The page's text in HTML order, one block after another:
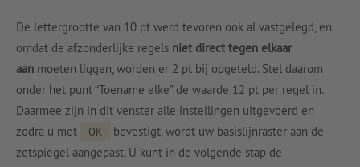
De lettergrootte van 10 pt werd tevoren ook al vastgelegd, en
omdat de afzonderlijke regels niet direct tegen elkaar
aan moeten liggen, worden er 2 pt bij opgeteld. Stel daarom
onder het punt “Toename elke” de waarde 12 pt per regel in.
Daarmee zijn in dit venster alle instellingen uitgevoerd en
zodra u met
OK
bevestigt, wordt uw basislijnraster aan de
zetspiegel aangepast. U kunt in de volgende stap de